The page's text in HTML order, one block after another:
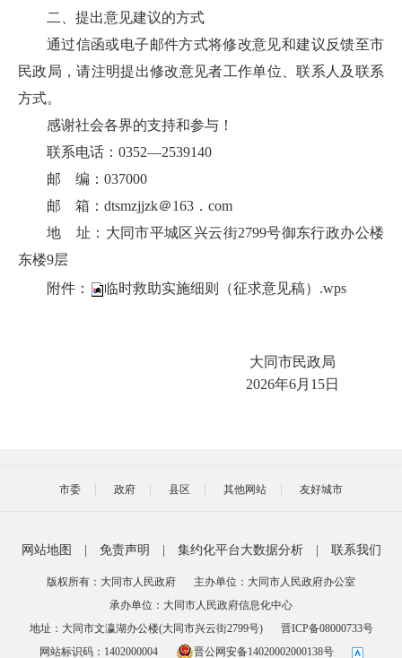
二、提出意见建议的方式
通过信函或电子邮件方式将修改意见和建议反馈至市
民政局，请注明提出修改意见者工作单位、联系人及联系
方式。
感谢社会各界的支持和参与！
联系电话：0352—2539140
邮 编：037000
邮 箱：dtsmzjjzk＠163．com
地 址：大同市平城区兴云街2799号御东行政办公楼
东楼9层
附件：
临时救助实施细则（征求意见稿）.wps
大同市民政局
‎2026‎年‎6‎月‎15日
市委 政府 县区 其他网站 友好城市
网站地图 免责声明 集约化平台大数据分析 联系我们
版权所有：大同市人民政府
主办单位：大同市人民政府办公室
承办单位：大同市人民政府信息化中心
地址：大同市文瀛湖办公楼(大同市兴云街2799号)
晋ICP备08000733号
网站标识码：1402000004
晋公网安备14020002000138号